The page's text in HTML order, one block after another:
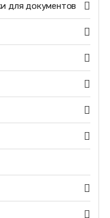
для документов